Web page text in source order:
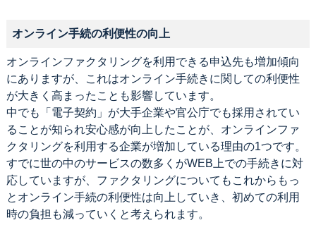
オンライン手続の利便性の向上
オンラインファクタリングを利用できる申込先も増加傾向
にありますが、これはオンライン手続きに関しての利便性
が大きく高まったことも影響しています。
中でも「電子契約」が大手企業や官公庁でも採用されてい
ることが知られ安心感が向上したことが、オンラインファ
クタリングを利用する企業が増加している理由の1つです。
すでに世の中のサービスの数多くがWEB上での手続きに対
応していますが、ファクタリングについてもこれからもっ
とオンライン手続の利便性は向上していき、初めての利用
時の負担も減っていくと考えられます。